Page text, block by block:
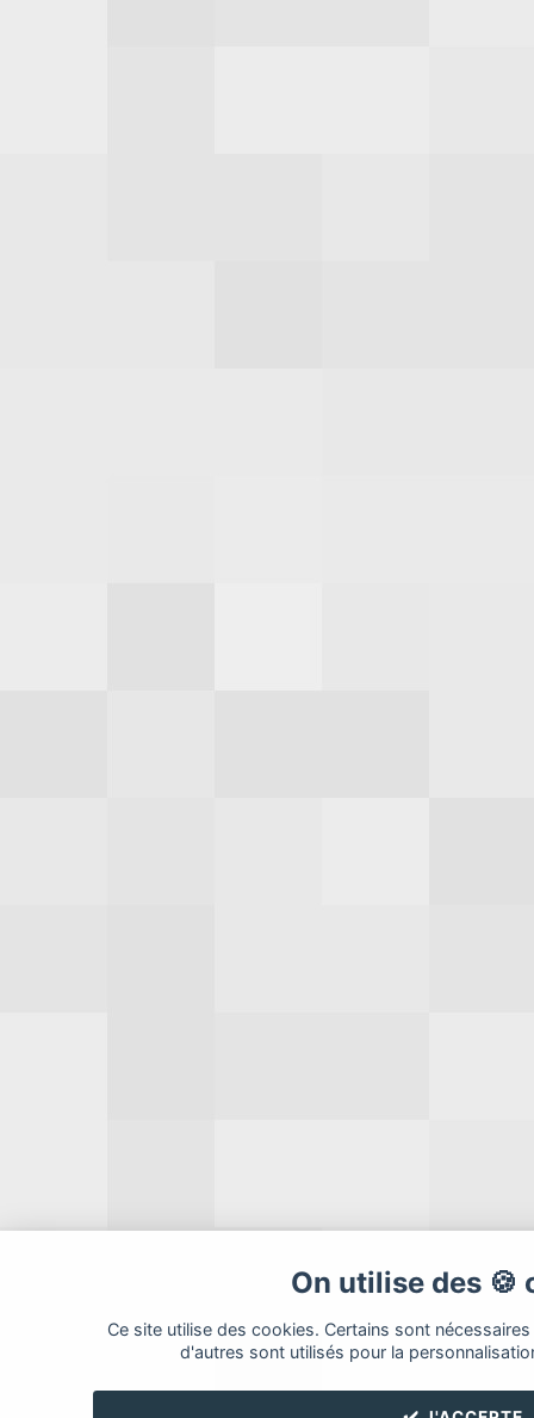
On utilise des 🍪
Ce site utilise des cookies. Certains sont
d'autres sont utilisés pour la